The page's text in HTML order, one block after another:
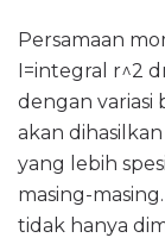
Persamaan
I=integral r^2
dengan variasi
akan
yang lebih
masing-
tidak hanya